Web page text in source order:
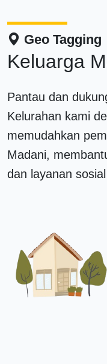
Geo Tagging
Keluarga
Pantau dan
Kelurahan kami
memudahkan
Madani,
dan layanan